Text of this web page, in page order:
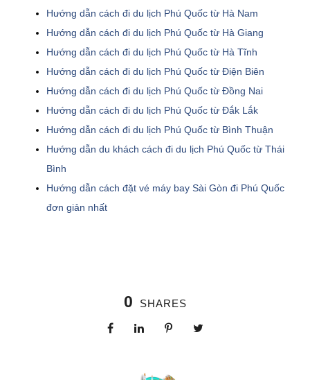
Hướng dẫn cách đi du lịch Phú Quốc từ Hà Nam
Hướng dẫn cách đi du lịch Phú Quốc từ Hà Giang
Hướng dẫn cách đi du lịch Phú Quốc từ Hà Tĩnh
Hướng dẫn cách đi du lịch Phú Quốc từ Điện Biên
Hướng dẫn cách đi du lịch Phú Quốc từ Đồng Nai
Hướng dẫn cách đi du lịch Phú Quốc từ Đắk Lắk
Hướng dẫn cách đi du lịch Phú Quốc từ Bình Thuận
Hướng dẫn du khách cách đi du lịch Phú Quốc từ Thái
Bình
Hướng dẫn cách đặt vé máy bay Sài Gòn đi Phú Quốc
đơn giản nhất
0 SHARES